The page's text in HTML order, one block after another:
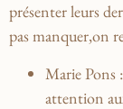
présenter leurs
pas manquer,on
Marie Pons
attention